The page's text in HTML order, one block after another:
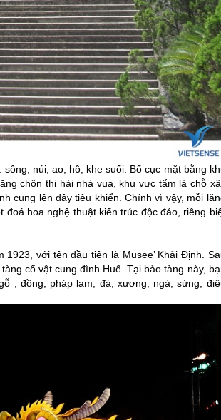
núi, ao, hồ, khe suối. Bố cục mặt bằng
chôn thi hài nhà vua, khu vực tẩm là chỗ
cung lên đây tiêu khiển. Chính vì vậy, mỗi
hoa nghệ thuật kiến trúc độc đáo, riêng
1923, với tên đầu tiên là Musee’ Khải Định.
cổ vật cung đình Huế . Tại bảo tàng này,
, đồng, pháp lam, đá, xương, ngà, sừng,